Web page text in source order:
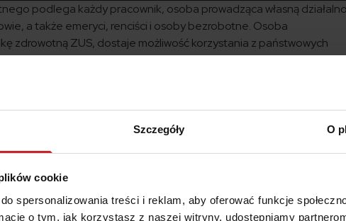
Szczegóły O
cookie
spersonalizowania treści i reklam, aby oferować funkcje
o tym, jak korzystasz z naszej witryny, udostępniamy
podlega każdy pracownik, osoba prowadząca własną
a także emeryci, renciści i osoby bezrobotne. Osoba
zdrowotną ZUS, dostaje możliwość korzystania z państwowych
czy chociażby rehabilitacji. Składka na ubezpieczenie zdrowotne
składki zdrowotnej jest miesięczne wynagrodzenie w
poprzedniego roku.
Statystyczny opublikował wartość przeciętnego miesięcznego
włącznie z wypłatami z zysku za czwarty kwartał 2017 roku.
składki zdrowotnej? Decydujące. Podstawa wymiaru składki
tego wynagrodzenia i stanowi nie mniej niż 75% jego sumy.